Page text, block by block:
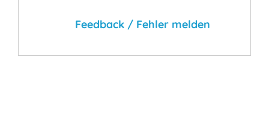
Feedback / Fehler melden